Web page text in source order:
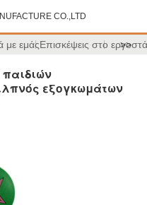
CO.,LTD
με εμάςΕπισκέψεις στο >>
εξογκωμάτων